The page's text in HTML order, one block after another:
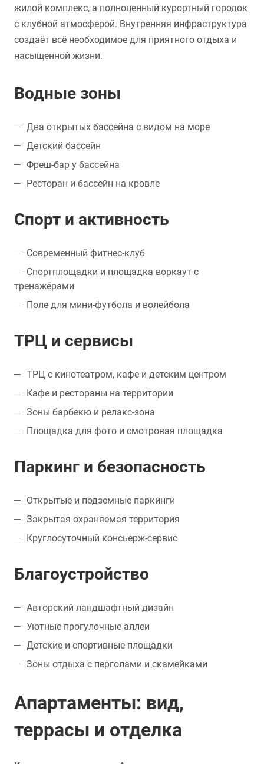
жилой комплекс, а полноценный курортный городок
с клубной атмосферой. Внутренняя инфраструктура
создаёт всё необходимое для приятного отдыха и
насыщенной жизни.
Водные зоны
Два открытых бассейна с видом на море
Детский бассейн
Фреш-бар у бассейна
Ресторан и бассейн на кровле
Спорт и активность
Современный фитнес-клуб
Спортплощадки и площадка воркаут с
тренажёрами
Поле для мини-футбола и волейбола
ТРЦ и сервисы
ТРЦ с кинотеатром, кафе и детским центром
Кафе и рестораны на территории
Зоны барбекю и релакс-зона
Площадка для фото и смотровая площадка
Паркинг и безопасность
Открытые и подземные паркинги
Закрытая охраняемая территория
Круглосуточный консьерж-сервис
Благоустройство
Авторский ландшафтный дизайн
Уютные прогулочные аллеи
Детские и спортивные площадки
Зоны отдыха с перголами и скамейками
Апартаменты: вид,
террасы и отделка